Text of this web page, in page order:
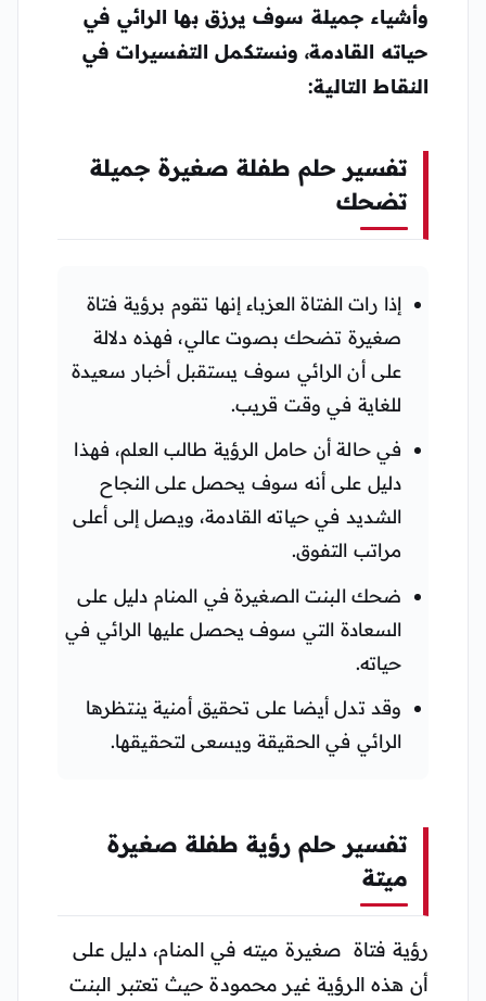
وأشياء جميلة سوف يرزق بها الرائي في
حياته القادمة، ونستكمل التفسيرات في
النقاط التالية:
تفسير حلم طفلة صغيرة جميلة
تضحك
إذا رات الفتاة العزباء إنها تقوم برؤية فتاة
صغيرة تضحك بصوت عالي، فهذه دلالة
على أن الرائي سوف يستقبل أخبار سعيدة
للغاية في وقت قريب.
في حالة أن حامل الرؤية طالب العلم، فهذا
دليل على أنه سوف يحصل على النجاح
الشديد في حياته القادمة، ويصل إلى أعلى
مراتب التفوق.
ضحك البنت الصغيرة في المنام دليل على
السعادة التي سوف يحصل عليها الرائي في
حياته.
وقد تدل أيضا على تحقيق أمنية ينتظرها
الرائي في الحقيقة ويسعى لتحقيقها.
تفسير حلم رؤية طفلة صغيرة
ميتة
رؤية فتاة صغيرة ميته في المنام، دليل على
أن هذه الرؤية غير محمودة حيث تعتبر البنت